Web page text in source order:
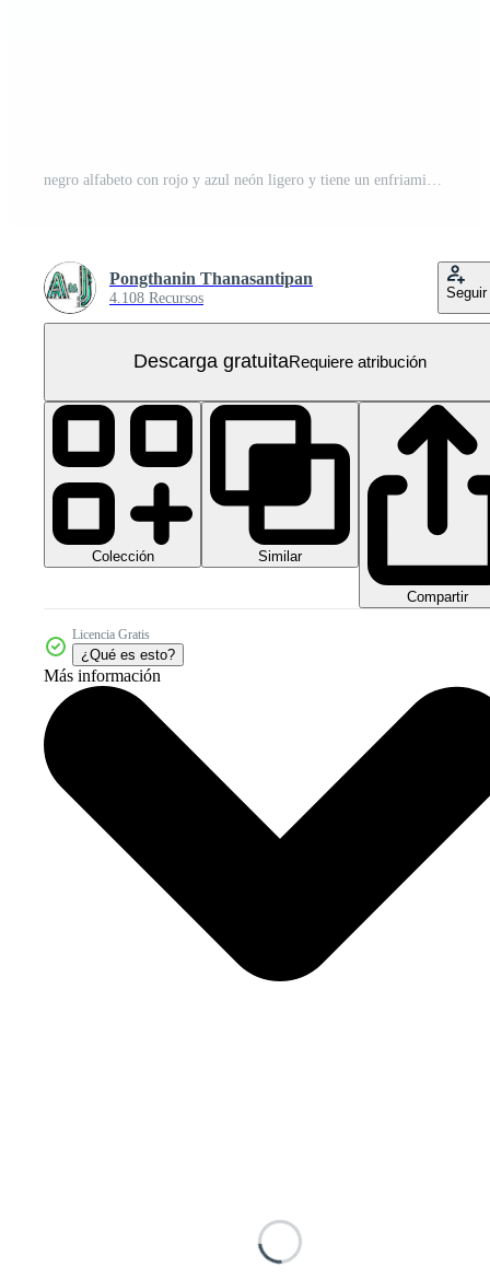
Pongthanin Thanasantipan
4.108 Recursos Seguir
Descarga gratuitaRequiere atribución
Colección Similar
Compartir
Licencia Gratis
¿Qué es esto?
Más información